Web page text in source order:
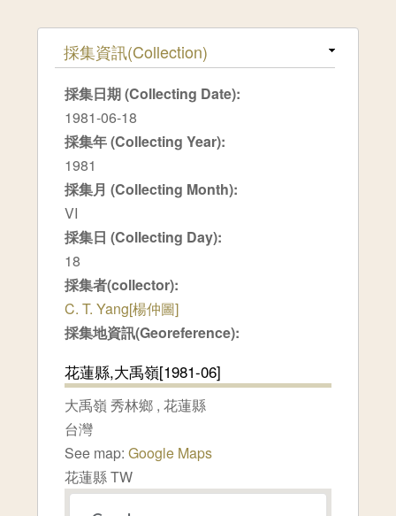
隱藏
採集資訊(Collection)
採集日期 (Collecting Date):
1981-06-18
採集年 (Collecting Year):
1981
採集月 (Collecting Month):
VI
採集日 (Collecting Day):
18
採集者(collector):
C. T. Yang[楊仲圖]
採集地資訊(Georeference):
花蓮縣,大禹嶺[1981-06]
大禹嶺 秀林鄉 ,花蓮縣
台灣
See map:Google Maps
花蓮縣 TW